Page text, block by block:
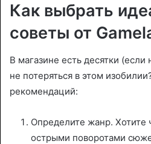
Как выбрать
советы от
В магазине есть десятки (если
не потеряться в этом
рекомендаций:
Определите жанр. Хотите
острыми поворотами